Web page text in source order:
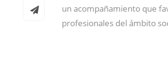
un acompañamiento que
profesionales del ámbito